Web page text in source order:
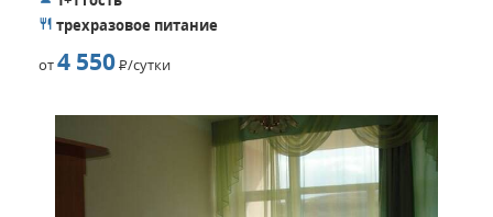
трехразовое питание
от4 550Р/сутки